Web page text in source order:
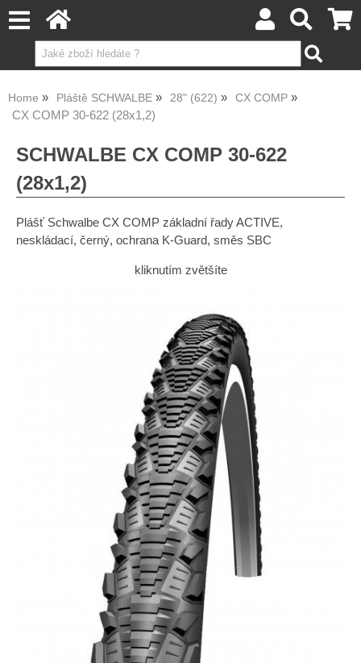
Home Pláště SCHWALBE 28" (622) CX COMP
CX COMP 30-622 (28x1,2)
SCHWALBE CX COMP 30-622
(28x1,2)
Plášť Schwalbe CX COMP základní řady ACTIVE,
neskládací, černý, ochrana K-Guard, směs SBC
kliknutím zvětšíte